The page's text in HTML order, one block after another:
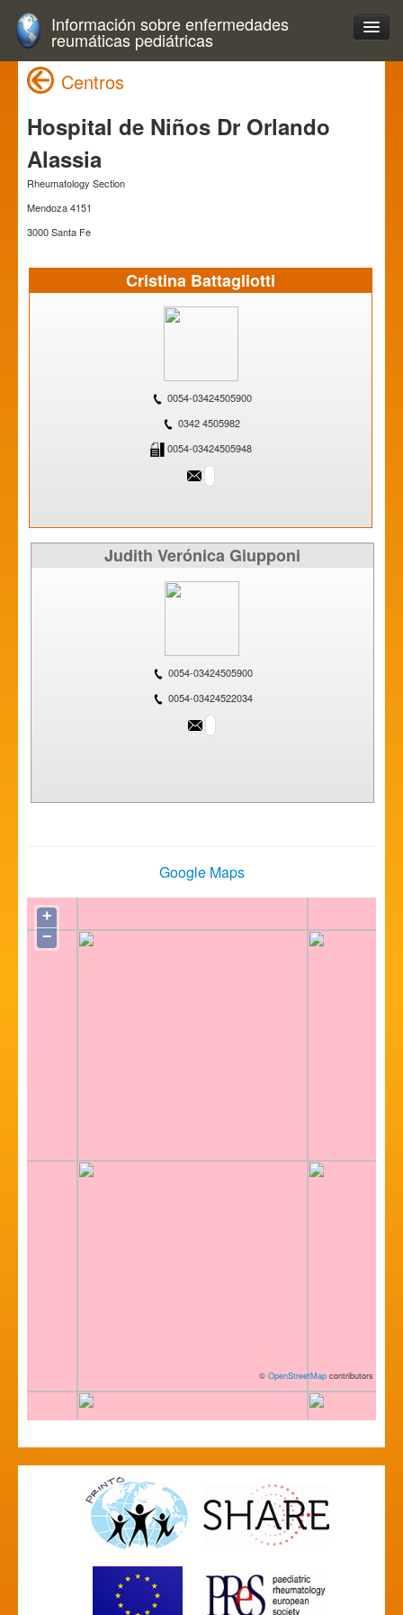
Información sobre enfermedades
reumáticas pediátricas
Centros
Hospital de Niños Dr Orlando
Alassia
Rheumatology Section
Mendoza 4151
3000 Santa Fe
Cristina Battagliotti
0054-03424505900
0342 4505982
0054-03424505948
Judith Verónica Giupponi
0054-03424505900
0054-03424522034
Google Maps
+
−
© OpenStreetMap contributors